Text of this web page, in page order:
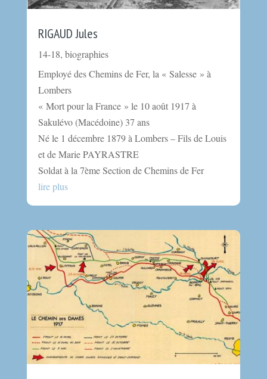
RIGAUD Jules
14-18, biographies
Employé des Chemins de Fer, la « Salesse » à
Lombers
« Mort pour la France » le 10 août 1917 à
Sakulévo (Macédoine) 37 ans
Né le 1 décembre 1879 à Lombers – Fils de Louis
et de Marie PAYRASTRE
Soldat à la 7ème Section de Chemins de Fer
lire plus